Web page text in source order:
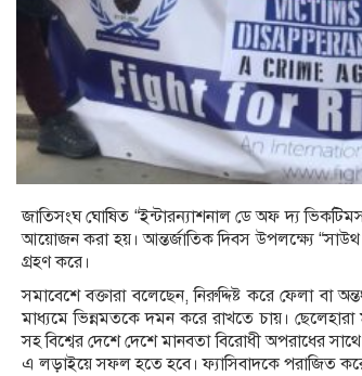
জাতিসংঘ ঘোষিত “ইন্টারন্যাশনাল ডে অফ দ্য
আয়োজন করা হয়। আন্তর্জাতিক দিবস উপলক্ষ্যে “সাউথ
গ্রহণ করে।
সমাবেশে বক্তারা বলেছেন, নিরুদ্দিষ্ট করে ফেলা বা
মাধ্যমে ভিন্নমতকে দমন করে রাখতে চায়।
সহ বিশ্বের দেশে দেশে মানবতা বিরোধী অপরাধের
এ লড়াইয়ে সফল হতে হবে। ফ্যাসিবাদকে পরাজিত